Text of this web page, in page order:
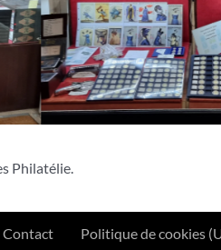
Philatélie.
Contact Politique de cookies